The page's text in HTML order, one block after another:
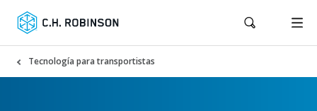
Tecnología para transportistas